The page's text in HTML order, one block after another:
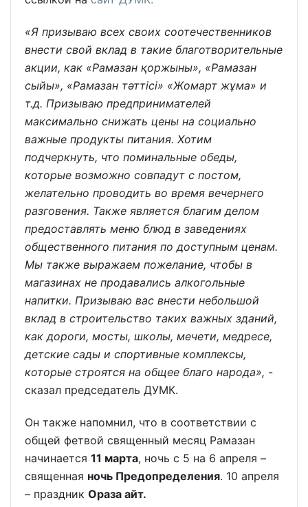
«Я призываю всех своих соотечественников
внести свой вклад в такие благотворительные
акции, как «Рамазан қоржыны», «Рамазан
сыйы», «Рамазан тәттісі» «Жомарт жұма» и
т.д. Призываю предпринимателей
максимально снижать цены на социально
важные продукты питания. Хотим
подчеркнуть, что поминальные обеды,
которые возможно совпадут с постом,
желательно проводить во время вечернего
разговения. Также является благим делом
предоставлять меню блюд в заведениях
общественного питания по доступным ценам.
Мы также выражаем пожелание, чтобы в
магазинах не продавались алкогольные
напитки. Призываю вас внести небольшой
вклад в строительство таких важных зданий,
как дороги, мосты, школы, мечети, медресе,
детские сады и спортивные комплексы,
которые строятся на общее благо народа», -
сказал председатель ДУМК.
Он также напомнил, что в соответствии с
общей фетвой священный месяц Рамазан
начинается 11 марта, ночь с 5 на 6 апреля –
священная ночь Предопределения. 10 апреля
– праздник Ораза айт.